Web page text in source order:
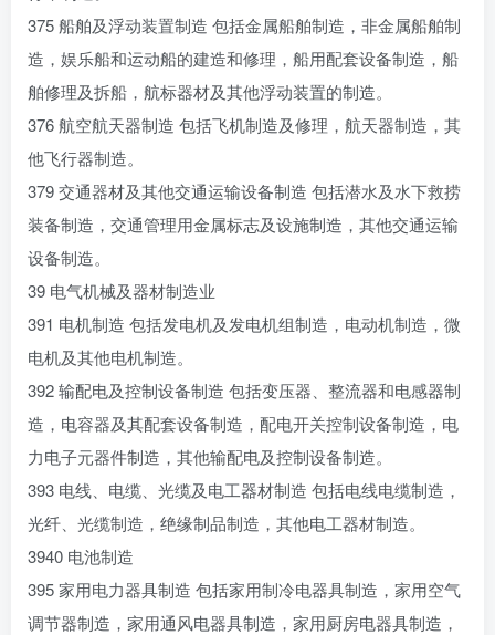
375 船舶及浮动装置制造 包括金属船舶制造，非金属船舶制
造，娱乐船和运动船的建造和修理，船用配套设备制造，船
舶修理及拆船，航标器材及其他浮动装置的制造。
376 航空航天器制造 包括飞机制造及修理，航天器制造，其
他飞行器制造。
379 交通器材及其他交通运输设备制造 包括潜水及水下救捞
装备制造，交通管理用金属标志及设施制造，其他交通运输
设备制造。
39 电气机械及器材制造业
391 电机制造 包括发电机及发电机组制造，电动机制造，微
电机及其他电机制造。
392 输配电及控制设备制造 包括变压器、整流器和电感器制
造，电容器及其配套设备制造，配电开关控制设备制造，电
力电子元器件制造，其他输配电及控制设备制造。
393 电线、电缆、光缆及电工器材制造 包括电线电缆制造，
光纤、光缆制造，绝缘制品制造，其他电工器材制造。
3940 电池制造
395 家用电力器具制造 包括家用制冷电器具制造，家用空气
调节器制造，家用通风电器具制造，家用厨房电器具制造，